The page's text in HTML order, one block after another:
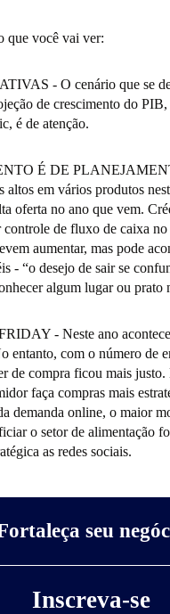
que você vai ver:
- O cenário que se
de crescimento do PIB,
é de atenção.
É DE
altos em vários produtos
oferta no ano que vem.
de fluxo de caixa no
aumentar, mas pode
- “o desejo de sair se
algum lugar ou prato
- Neste ano
entanto, com o número de
de compra ficou mais justo.
faça compras mais
demanda online, o maior
o setor de alimentação
as redes sociais.
seu
Inscreva-se